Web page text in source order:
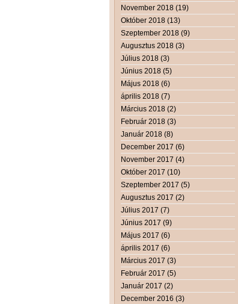
November 2018 (19)
Október 2018 (13)
Szeptember 2018 (9)
Augusztus 2018 (3)
Július 2018 (3)
Június 2018 (5)
Május 2018 (6)
április 2018 (7)
Március 2018 (2)
Február 2018 (3)
Január 2018 (8)
December 2017 (6)
November 2017 (4)
Október 2017 (10)
Szeptember 2017 (5)
Augusztus 2017 (2)
Július 2017 (7)
Június 2017 (9)
Május 2017 (6)
április 2017 (6)
Március 2017 (3)
Február 2017 (5)
Január 2017 (2)
December 2016 (3)